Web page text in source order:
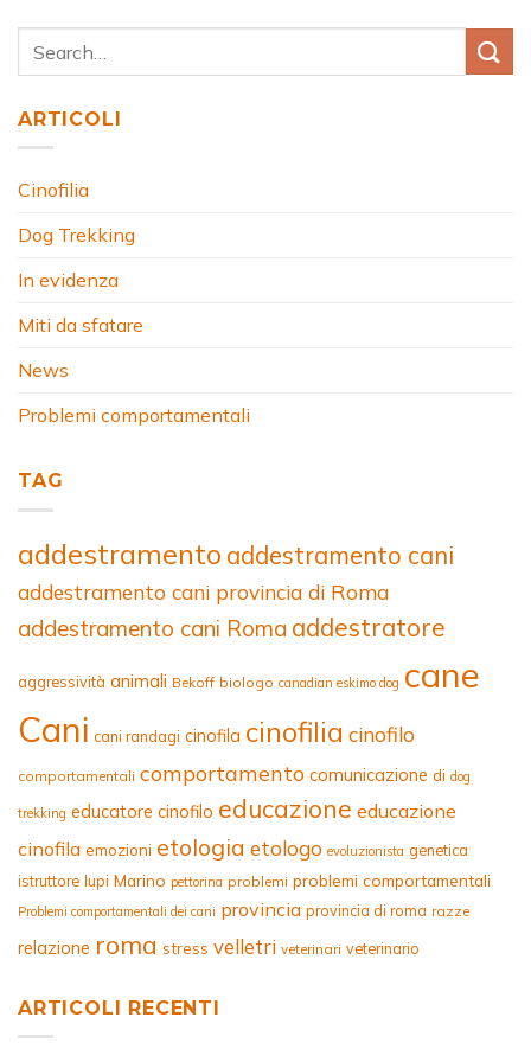
ARTICOLI
Cinofilia
Dog Trekking
In evidenza
Miti da sfatare
News
Problemi comportamentali
TAG
addestramento addestramento cani
addestramento cani provincia di Roma
addestramento cani Roma addestratore
aggressività animali Bekoff biologo canadian eskimo dog cane
Cani cani randagi cinofila cinofilia cinofilo
comportamentali comportamento comunicazione di dog
trekking educatore cinofilo educazione educazione
cinofila emozioni etologia etologo evoluzionista genetica
istruttore lupi Marino pettorina problemi problemi comportamentali
Problemi comportamentali dei cani provincia provincia di roma razze
relazione roma stress velletri veterinari veterinario
ARTICOLI RECENTI